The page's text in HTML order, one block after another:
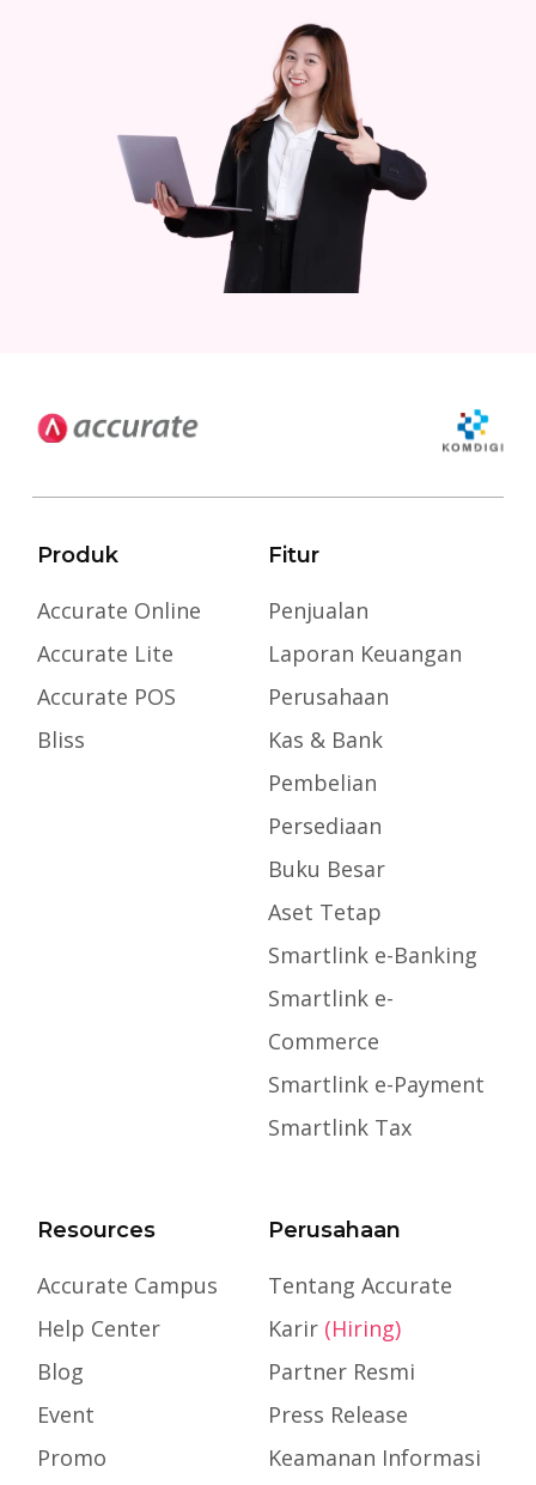
Produk
Accurate Online
Accurate Lite
Accurate POS
Bliss
Fitur
Penjualan
Laporan Keuangan
Perusahaan
Kas & Bank
Pembelian
Persediaan
Buku Besar
Aset Tetap
Smartlink e-Banking
Smartlink e-
Commerce
Smartlink e-Payment
Smartlink Tax
Resources
Accurate Campus
Help Center
Blog
Event
Promo
Perusahaan
Tentang Accurate
Karir (Hiring)
Partner Resmi
Press Release
Keamanan Informasi